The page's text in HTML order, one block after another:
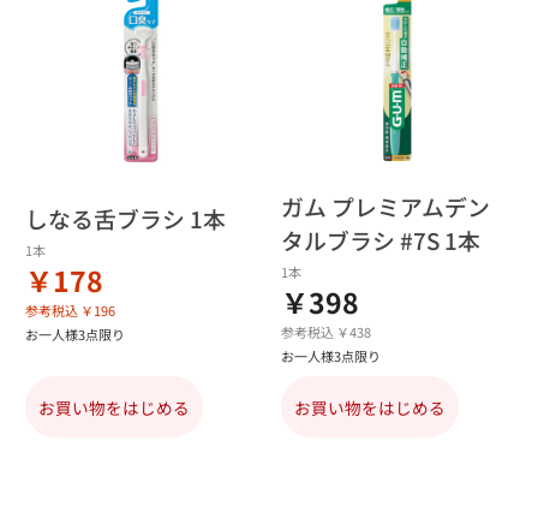
しなる舌ブラシ 1本
1本
￥178
参考税込 ￥196
お一人様3点限り
お買い物をはじめる
ガム プレミアムデン
タルブラシ #7S 1本
1本
￥398
参考税込 ￥438
お一人様3点限り
お買い物をはじめる